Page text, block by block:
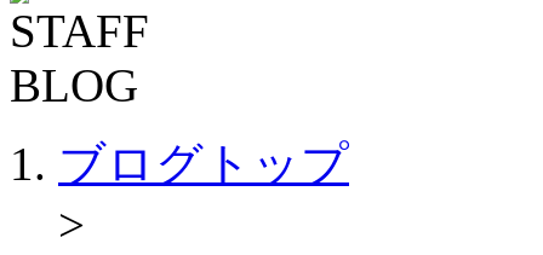
ブログトップ
>